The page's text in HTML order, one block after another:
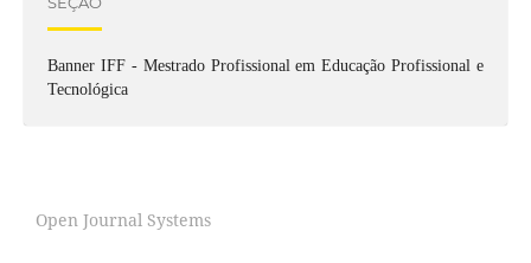
Banner IFF - Mestrado Profissional em Educação Profissional e
Tecnológica
Open Journal Systems